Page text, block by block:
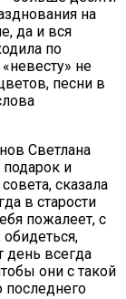
на
да и вся
по
не
песни в
Светлана
и
сказала
в старости
пожалеет, с
день всегда
они с такой